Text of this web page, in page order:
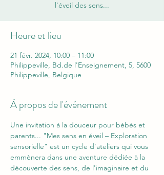
l'éveil des sens...
Heure et lieu
21 févr. 2024, 10:00 – 11:00
Philippeville, Bd.de l'Enseignement, 5, 5600
Philippeville, Belgique
À propos de l'événement
Une invitation à la douceur pour bébés et
parents... "Mes sens en éveil – Exploration
sensorielle" est un cycle d'ateliers qui vous
emmènera dans une aventure dédiée à la
découverte des sens, de l'imaginaire et du